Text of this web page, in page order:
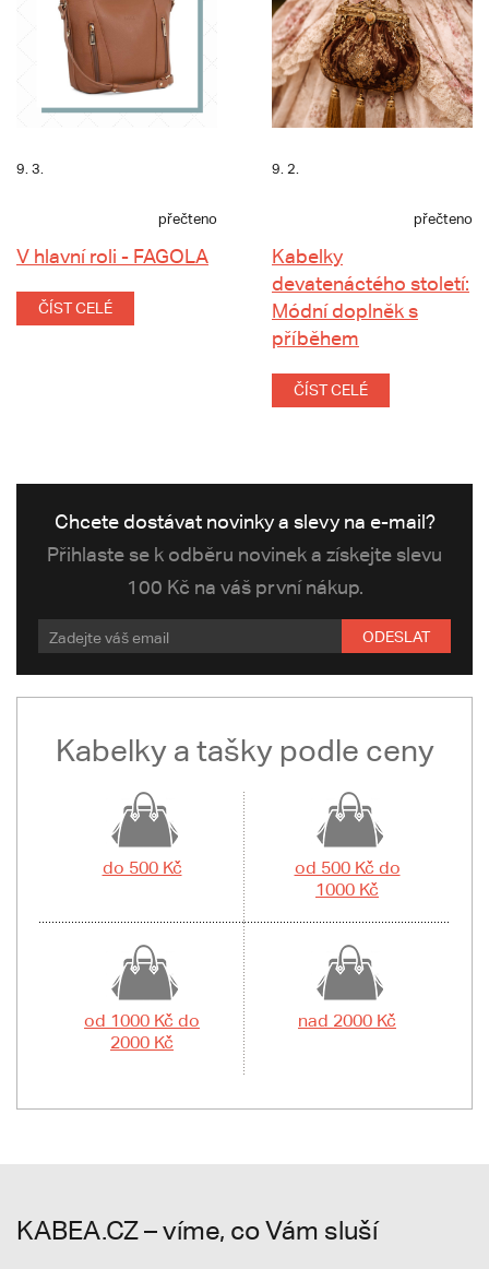
9. 3.
přečteno
V hlavní roli - FAGOLA
ČÍST CELÉ
9. 2.
přečteno
Kabelky
devatenáctého století:
Módní doplněk s
příběhem
ČÍST CELÉ
Chcete dostávat novinky a slevy na e-mail?
Přihlaste se k odběru novinek a získejte slevu
100 Kč na váš první nákup.
ODESLAT
Kabelky a tašky podle ceny
do 500 Kč
od 500 Kč do
1000 Kč
od 1000 Kč do
2000 Kč
nad 2000 Kč
KABEA.CZ – víme, co Vám sluší